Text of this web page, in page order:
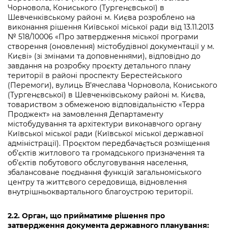
Підприємства, установи, організації
Kyiv International Relations
Річні звіти
Гендерна політика
Безбар'єрність
Київська міська військова адміністрація
Портал Захисників та Захисниць
Безбар'єрність
Портал послуг
Міський застосунок Київ Цифровий
Важливе під час воєнного стану
Уряд» – місцевий рівень»
Важливе під час воєнного стану
Про відкриті дані
Портал даних Києва
Публічні дашборди
Чорновола, Кониського (Тургенєвської) в
Шевченківському районі м. Києва розроблено на
виконання рішення Київської міської ради від 13.11.2013
№ 518/10006 «Про затвердження міської програми
створення (оновлення) містобудівної документації у м.
Києві» (зі змінами та доповненнями), відповідно до
завдання на розробку проєкту детального плану
території в районі проспекту Берестейського
(Перемоги), вулиць В’ячеслава Чорновола, Кониського
(Тургенєвської) в Шевченківському районі м. Києва,
товариством з обмеженою відповідальністю «Терра
Проджект» на замовлення Департаменту
містобудування та архітектури виконавчого органу
Київської міської ради (Київської міської державної
адміністрації). Проєктом передбачається розміщення
об’єктів житлового та громадського призначення та
об’єктів побутового обслуговування населення,
збалансоване поєднання функцій загальноміського
центру та життєвого середовища, відновлення
внутрішньоквартального благоустрою території.
2.2. Орган, що прийматиме рішення про
затвердження документа державного планування: